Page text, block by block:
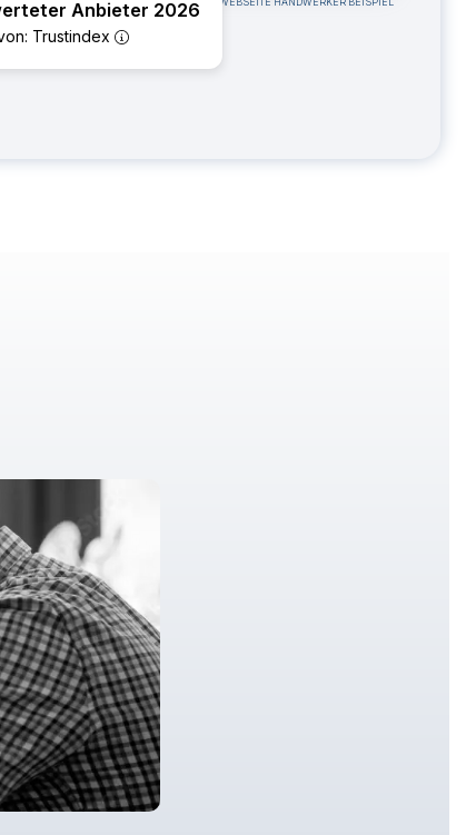
Anbieter 2026
Trustindex